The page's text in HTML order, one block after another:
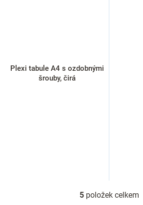
Plexi tabule A4 s ozdobnými
šrouby, čirá
O
5 položek celkem